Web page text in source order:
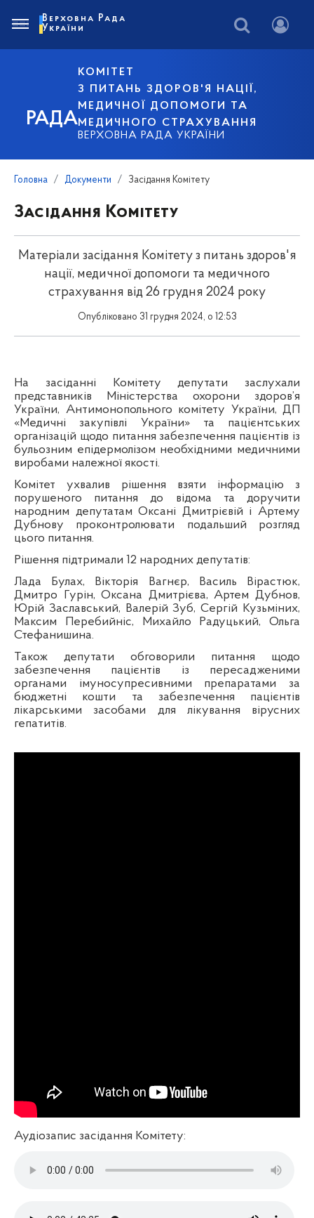
РАДА
КОМІТЕТ
З ПИТАНЬ ЗДОРОВ'Я НАЦІЇ,
МЕДИЧНОЇ ДОПОМОГИ ТА
МЕДИЧНОГО СТРАХУВАННЯ
ВЕРХОВНА РАДА УКРАЇНИ
Верховна Рада
України
Головна Документи Засідання Комітету
Засідання Комітету
Матеріали засідання Комітету з питань здоров'я
нації, медичної допомоги та медичного
страхування від 26 грудня 2024 року
Опубліковано 31 грудня 2024, о 12:53
На засіданні Комітету депутати заслухали
представників Міністерства охорони здоров’я
України, Антимонопольного комітету України, ДП
«Медичні закупівлі України» та пацієнтських
організацій щодо питання забезпечення пацієнтів із
бульозним епідермолізом необхідними медичними
виробами належної якості.
Комітет ухвалив рішення взяти інформацію з
порушеного питання до відома та доручити
народним депутатам Оксані Дмитрієвій і Артему
Дубнову проконтролювати подальший розгляд
цього питання.
Рішення підтримали 12 народних депутатів:
Лада Булах, Вікторія Вагнєр, Василь Вірастюк,
Дмитро Гурін, Оксана Дмитрієва, Артем Дубнов,
Юрій Заславський, Валерій Зуб, Сергій Кузьміних,
Максим Перебийніс, Михайло Радуцький, Ольга
Стефанишина.
Також депутати обговорили питання щодо
забезпечення пацієнтів із пересадженими
органами імуносупресивними препаратами за
бюджетні кошти та забезпечення пацієнтів
лікарськими засобами для лікування вірусних
гепатитів.
Аудіозапис засідання Комітету: